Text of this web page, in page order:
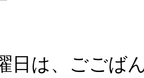
日は、ごごば